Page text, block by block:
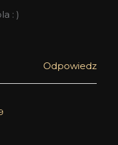
: )
Odpowiedz